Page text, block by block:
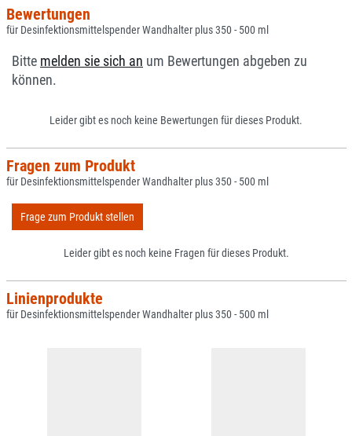
Bewertungen
für Desinfektionsmittelspender Wandhalter plus 350 - 500 ml
Bitte melden sie sich an um Bewertungen abgeben zu
können.
Leider gibt es noch keine Bewertungen für dieses Produkt.
Fragen zum Produkt
für Desinfektionsmittelspender Wandhalter plus 350 - 500 ml
Frage zum Produkt stellen
Leider gibt es noch keine Fragen für dieses Produkt.
Linienprodukte
für Desinfektionsmittelspender Wandhalter plus 350 - 500 ml